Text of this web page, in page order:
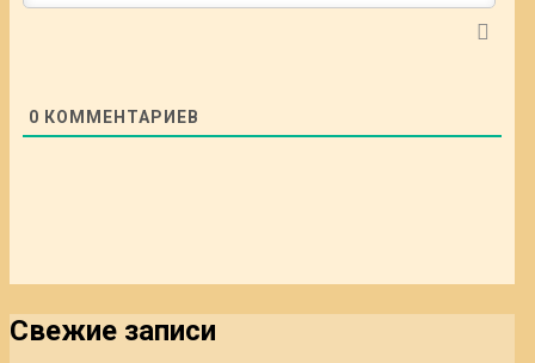
0 КОММЕНТАРИЕВ
Свежие записи